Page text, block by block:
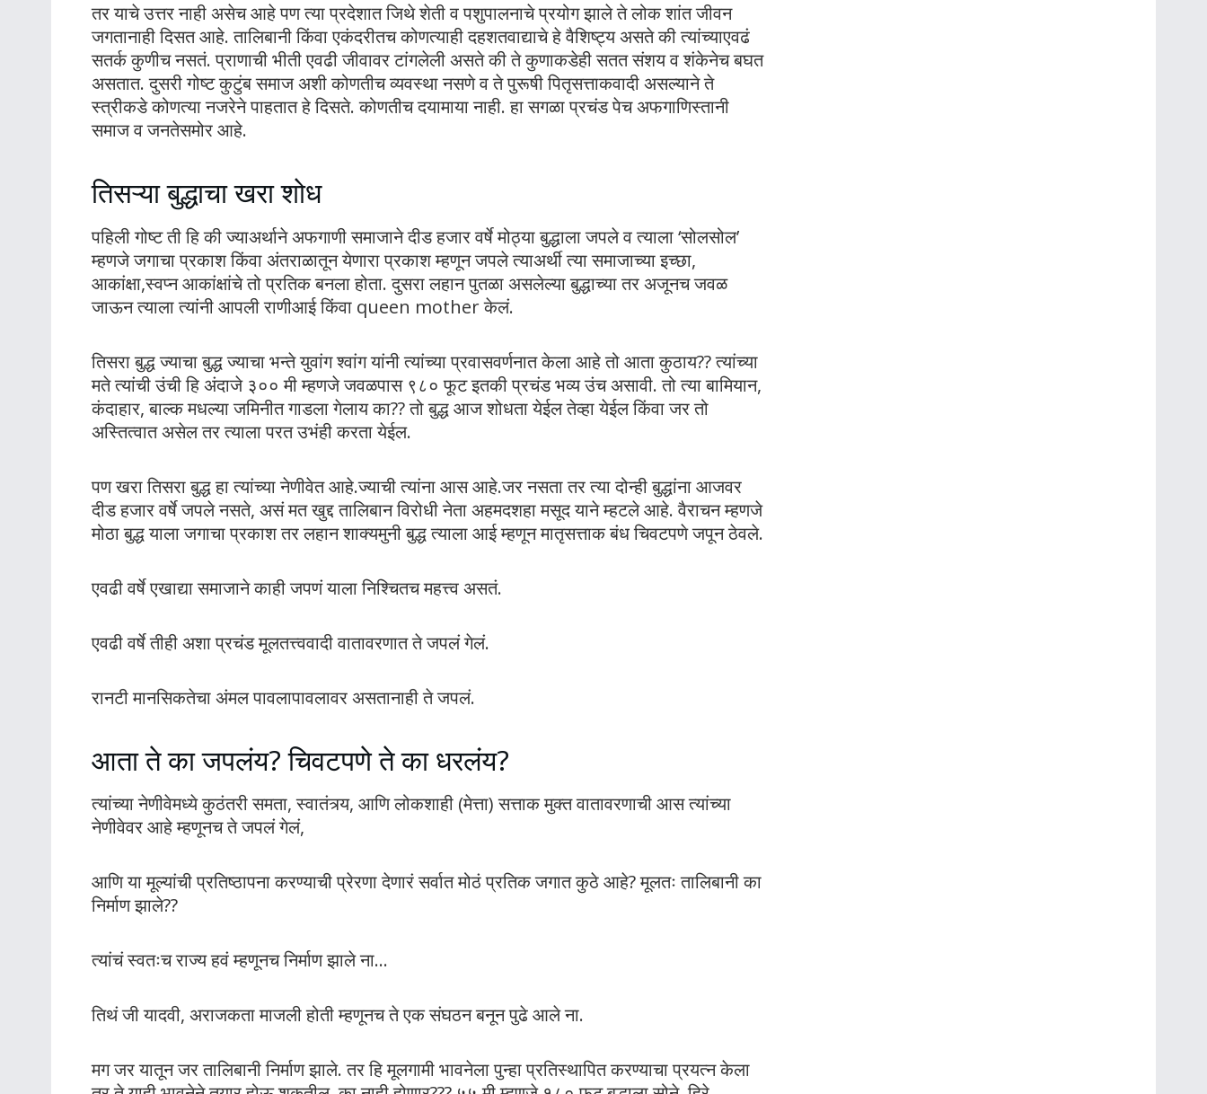
तर याचे उत्तर नाही असेच आहे पण त्या प्रदेशात जिथे शेती व पशुपालनाचे प्रयोग झाले ते लोक शांत जीवन
जगतानाही दिसत आहे. तालिबानी किंवा एकंदरीतच कोणत्याही दहशतवाद्याचे हे वैशिष्ट्य असते की त्यांच्याएवढं
सतर्क कुणीच नसतं. प्राणाची भीती एवढी जीवावर टांगलेली असते की ते कुणाकडेही सतत संशय व शंकेनेच बघत
असतात. दुसरी गोष्ट कुटुंब समाज अशी कोणतीच व्यवस्था नसणे व ते पुरूषी पितृसत्ताकवादी असल्याने ते
स्त्रीकडे कोणत्या नजरेने पाहतात हे दिसते. कोणतीच दयामाया नाही. हा सगळा प्रचंड पेच अफगाणिस्तानी
समाज व जनतेसमोर आहे.
तिसऱ्या बुद्धाचा खरा शोध
पहिली गोष्ट ती हि की ज्याअर्थाने अफगाणी समाजाने दीड हजार वर्षे मोठ्या बुद्धाला जपले व त्याला ‘सोलसोल’
म्हणजे जगाचा प्रकाश किंवा अंतराळातून येणारा प्रकाश म्हणून जपले त्याअर्थी त्या समाजाच्या इच्छा,
आकांक्षा,स्वप्न आकांक्षांचे तो प्रतिक बनला होता. दुसरा लहान पुतळा असलेल्या बुद्धाच्या तर अजूनच जवळ
जाऊन त्याला त्यांनी आपली राणीआई किंवा queen mother केलं.
तिसरा बुद्ध ज्याचा बुद्ध ज्याचा भन्ते युवांग श्वांग यांनी त्यांच्या प्रवासवर्णनात केला आहे तो आता कुठाय?? त्यांच्या
मते त्यांची उंची हि अंदाजे ३०० मी म्हणजे जवळपास ९८० फूट इतकी प्रचंड भव्य उंच असावी. तो त्या बामियान,
कंदाहार, बाल्क मधल्या जमिनीत गाडला गेलाय का?? तो बुद्ध आज शोधता येईल तेव्हा येईल किंवा जर तो
अस्तित्वात असेल तर त्याला परत उभंही करता येईल.
पण खरा तिसरा बुद्ध हा त्यांच्या नेणीवेत आहे.ज्याची त्यांना आस आहे.जर नसता तर त्या दोन्ही बुद्धांना आजवर
दीड हजार वर्षे जपले नसते, असं मत खुद्द तालिबान विरोधी नेता अहमदशहा मसूद याने म्हटले आहे. वैराचन म्हणजे
मोठा बुद्ध याला जगाचा प्रकाश तर लहान शाक्यमुनी बुद्ध त्याला आई म्हणून मातृसत्ताक बंध चिवटपणे जपून ठेवले.
एवढी वर्षे एखाद्या समाजाने काही जपणं याला निश्चितच महत्त्व असतं.
एवढी वर्षे तीही अशा प्रचंड मूलतत्त्ववादी वातावरणात ते जपलं गेलं.
रानटी मानसिकतेचा अंमल पावलापावलावर असतानाही ते जपलं.
आता ते का जपलंय? चिवटपणे ते का धरलंय?
त्यांच्या नेणीवेमध्ये कुठंतरी समता, स्वातंत्र्य, आणि लोकशाही (मेत्ता) सत्ताक मुक्त वातावरणाची आस त्यांच्या
नेणीवेवर आहे म्हणूनच ते जपलं गेलं,
आणि या मूल्यांची प्रतिष्ठापना करण्याची प्रेरणा देणारं सर्वात मोठं प्रतिक जगात कुठे आहे? मूलतः तालिबानी का
निर्माण झाले??
त्यांचं स्वतःच राज्य हवं म्हणूनच निर्माण झाले ना…
तिथं जी यादवी, अराजकता माजली होती म्हणूनच ते एक संघठन बनून पुढे आले ना.
मग जर यातून जर तालिबानी निर्माण झाले. तर हि मूलगामी भावनेला पुन्हा प्रतिस्थापित करण्याचा प्रयत्न केला